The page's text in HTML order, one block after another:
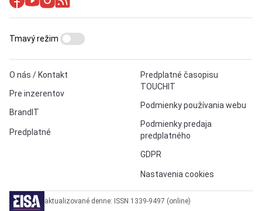
O nás / Kontakt
Pre inzerentov
BrandIT
Predplatné
Predplatné časopisu
TOUCHIT
Podmienky používania webu
Podmienky predaja
predplatného
GDPR
Nastavenia cookies
Tmavý režim
aktualizované denne: ISSN 1339-9497 (online)